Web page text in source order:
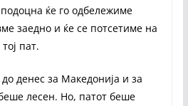
ќе го одбележиме
заедно и ќе се потсетиме на
пат.
денес за Македонија и за
лесен. Но, патот беше